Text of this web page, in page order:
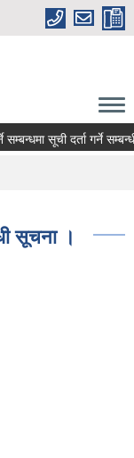
सूची दर्ता गर्ने सम्बन्धी
सूचना ।